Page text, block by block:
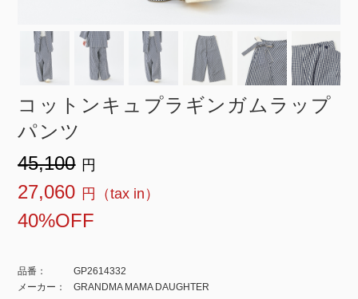
コットンキュプラギンガムラップ
パンツ
¥45,100
¥27,060
40%OFF
品番：
GP2614332
メーカー：
GRANDMA MAMA DAUGHTER